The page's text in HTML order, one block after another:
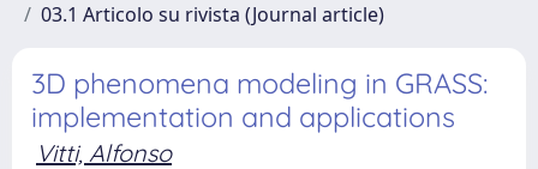
03.1 Articolo su rivista (Journal article)
3D phenomena modeling in GRASS:
implementation and applications
Vitti, Alfonso